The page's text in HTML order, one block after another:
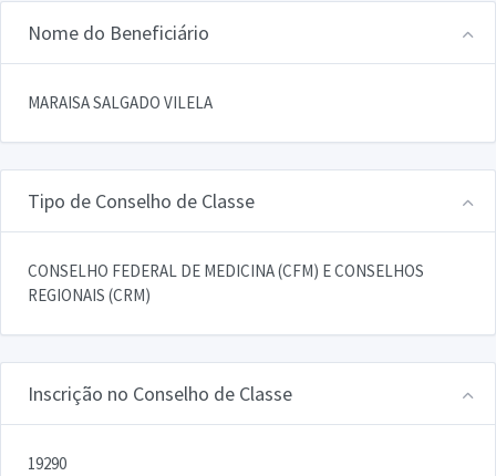
Nome do Beneficiário
MARAISA SALGADO VILELA
Tipo de Conselho de Classe
CONSELHO FEDERAL DE MEDICINA (CFM) E CONSELHOS
REGIONAIS (CRM)
Inscrição no Conselho de Classe
19290